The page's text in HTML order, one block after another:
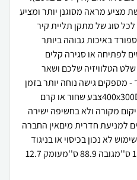
מציע מראה מסוגנן יותר ומציע
סוג של מתקן תליית קיר
באיכות גבוהה ביותר
לפתיחה או סגירה קלים
הטלוויזיה שלכם ושאר
- מספקים גישה נוחה יותר בזמן
השימושמיוצר מבד אוקספורד 400x300Dצבע שחור או קרם
מקורה ולא בחשיפה ישירה
למניעת חדרית מיםאין החברה
לא נכון בכיסוי או בניגוד
להוראות היצרןמידותרוחב 139.7 ס''מגובה 88.9 ס''מעומק 12.7